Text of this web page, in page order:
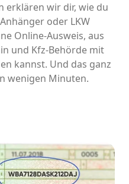
erklären wir dir, wie du
oder LKW
Online-Ausweis, aus
und Kfz-Behörde mit
kannst. Und das ganz
wenigen Minuten.